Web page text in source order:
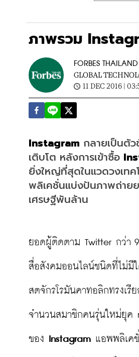
ภาพรวม
FORBES
GLOBAL
11 DEC 2016 |
Instagram กลายเป็นตั
เติบโต หลังการเข้าซื้อ
ยิ่งใหญ่ที่สุดในแวดวงเทค
พลิเคชั่นแบ่งปันภาพถ่าย
เศรษฐีพันล้าน
ยอดผู้ติดตาม Twitter กว่า
สื่อสังคมออนไลน์ชนิดที่ไม่มี
สตจักรโรมันคาทอลิกทรงเ
จำนวนสมาชิกคนรุ่นใหม่ยุค
ของ Instagram แอพพลิเค